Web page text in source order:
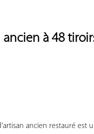
ancien à 48
ancien restauré est